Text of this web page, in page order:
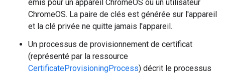
émis pour un appareil ChromeOS ou un utilisateur
ChromeOS. La paire de clés est générée sur l'appareil
et la clé privée ne quitte jamais l'appareil.
Un processus de provisionnement de certificat
(représenté par la ressource
CertificateProvisioningProcess) décrit le processus